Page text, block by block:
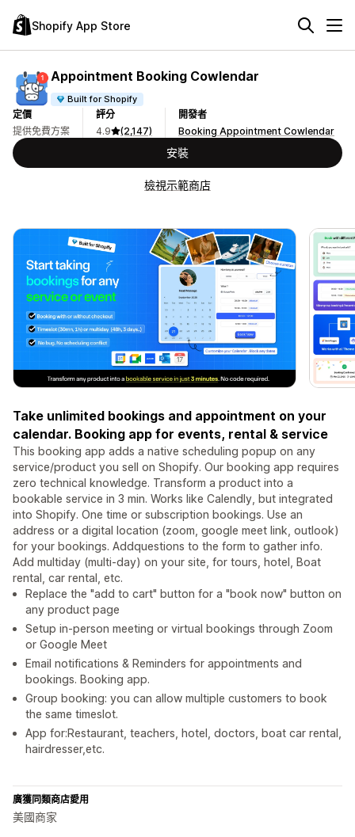
Shopify App Store
Appointment Booking Cowlendar
Built for Shopify
定價
提供免費方案
評分
4.9
(2,147)
開發者
Booking Appointment Cowlendar
安裝
檢視示範商店
Take unlimited bookings and appointment on your
calendar. Booking app for events, rental & service
This booking app adds a native scheduling popup on any
service/product you sell on Shopify. Our booking app requires
zero technical knowledge. Transform a product into a
bookable service in 3 min. Works like Calendly, but integrated
into Shopify. One time or subscription bookings. Use an
address or a digital location (zoom, google meet link, outlook)
for your bookings. Addquestions to the form to gather info.
Add multiday (multi-day) on your site, for tours, hotel, Boat
rental, car rental, etc.
Replace the "add to cart" button for a "book now" button on
any product page
Setup in-person meeting or virtual bookings through Zoom
or Google Meet
Email notifications & Reminders for appointments and
bookings. Booking app.
Group booking: you can allow multiple customers to book
the same timeslot.
App for:Restaurant, teachers, hotel, doctors, boat car rental,
hairdresser,etc.
廣獲同類商店愛用
美國商家